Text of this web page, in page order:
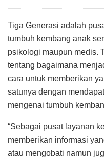
Tiga Generasi adalah
tumbuh kembang anak
psikologi maupun medis.
tentang bagaimana
cara untuk memberikan
satunya dengan
mengenai tumbuh
“Sebagai pusat layanan
memberikan informasi
atau mengobati namun